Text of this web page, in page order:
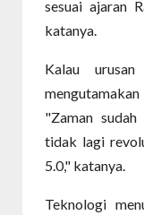
sesuai ajaran
katanya.
Kalau
"Zaman
tidak lagi
5.0," katanya.
Teknologi